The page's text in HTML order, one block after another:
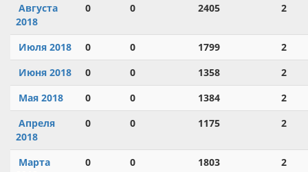
Августа
2018
0 0 2405 2
Июля 2018 0 0 1799
2
Июня 2018
0 0 1358
2
Мая 2018
0 0 1384
2
Апреля
2018
0 0 1175 2
Марта
0 0 1803 2